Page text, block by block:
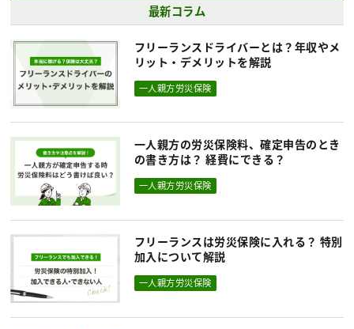
最新コラム
フリーランスドライバーとは？年収やメ
リット・デメリットを解説
一人親方労災保険
一人親方の労災保険料、確定申告のとき
の書き方は？ 経費にできる？
一人親方労災保険
フリーランスは労災保険に入れる？ 特別
加入について解説
一人親方労災保険